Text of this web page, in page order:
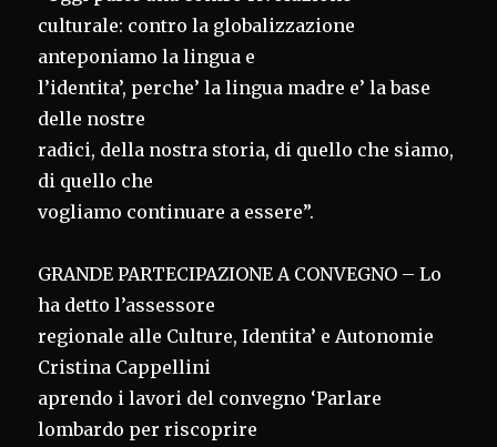
culturale: contro la globalizzazione
anteponiamo la lingua e
l’identita’, perche’ la lingua madre e’ la base
delle nostre
radici, della nostra storia, di quello che siamo,
di quello che
vogliamo continuare a essere”.
GRANDE PARTECIPAZIONE A CONVEGNO – Lo
ha detto l’assessore
regionale alle Culture, Identita’ e Autonomie
Cristina Cappellini
aprendo i lavori del convegno ‘Parlare
lombardo per riscoprire